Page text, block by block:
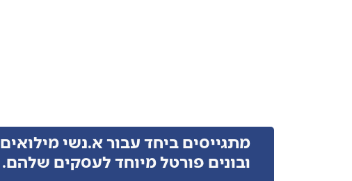
מתגייסים ביחד עבור א.נשי
ובונים פורטל מיוחד לעסקים שלהם.